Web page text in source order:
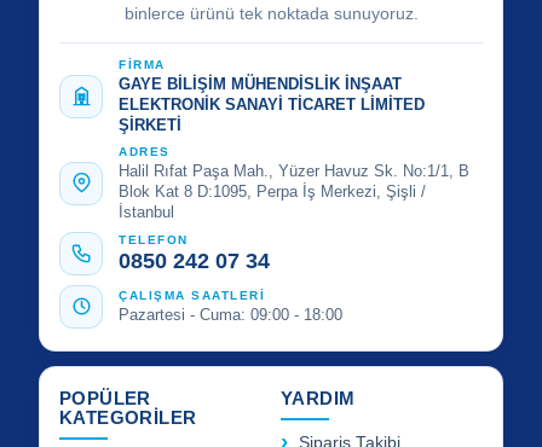
binlerce ürünü tek noktada sunuyoruz.
FİRMA
GAYE BİLİŞİM MÜHENDİSLİK İNŞAAT
ELEKTRONİK SANAYİ TİCARET LİMİTED
ŞİRKETİ
ADRES
Halil Rıfat Paşa Mah., Yüzer Havuz Sk. No:1/1, B
Blok Kat 8 D:1095, Perpa İş Merkezi, Şişli /
İstanbul
TELEFON
0850 242 07 34
ÇALIŞMA SAATLERİ
Pazartesi - Cuma: 09:00 - 18:00
POPÜLER
KATEGORİLER
YARDIM
Sipariş Takibi